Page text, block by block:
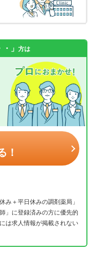
」 方は
！
み＋平日休みの調剤薬局」
」に登録済みの方に優先的
は求人情報が掲載されない